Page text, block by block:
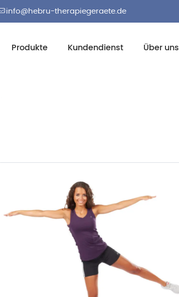
info@hebru-therapiegeraete.de
Produkte Kundendienst Über uns